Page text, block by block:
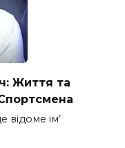
Життя та
відоме ім’